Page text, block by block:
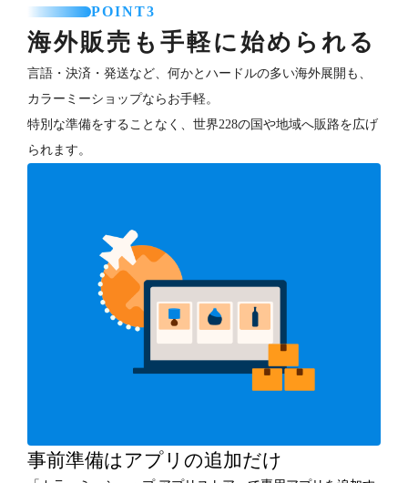
POINT3
海外販売も手軽に始められる
言語・決済・発送など、何かとハードルの多い海外展開も、
カラーミーショップならお手軽。
特別な準備をすることなく、世界228の国や地域へ販路を広げ
られます。
事前準備はアプリの追加だけ